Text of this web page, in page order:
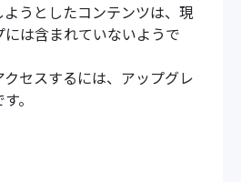
うとしたコンテンツは、現
は含まれていないようで
セスするには、アップグレ
。